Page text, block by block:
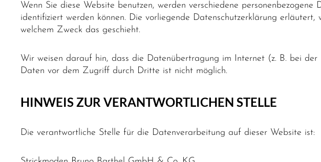
Wenn Sie diese Website benutzen, werden verschiedene
identifiziert werden können. Die vorliegende Datenschutzerklärung
welchem Zweck das geschieht.
Wir weisen darauf hin, dass die Datenübertragung im Internet (z. B. bei
Daten vor dem Zugriff durch Dritte ist nicht möglich.
HINWEIS ZUR VERANTWORTLICHEN STELLE
Die verantwortliche Stelle für die Datenverarbeitung auf dieser Website ist: